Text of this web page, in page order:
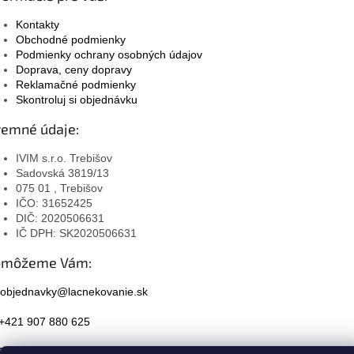
Kontakty
Obchodné podmienky
Podmienky ochrany osobných údajov
Doprava, ceny dopravy
Reklamačné podmienky
Skontroluj si objednávku
údaje:
IVIM s.r.o. Trebišov
Sadovská 3819/13
075 01 , Trebišov
IČO: 31652425
DIČ: 2020506631
IČ DPH: SK2020506631
Vám:
objednavky@lacnekovanie.sk
907 880 625